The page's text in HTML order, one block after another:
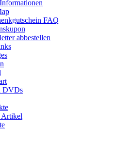
FAQ
abbestellen
DVDs
Artikel